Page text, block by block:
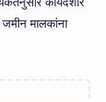
मालकांना